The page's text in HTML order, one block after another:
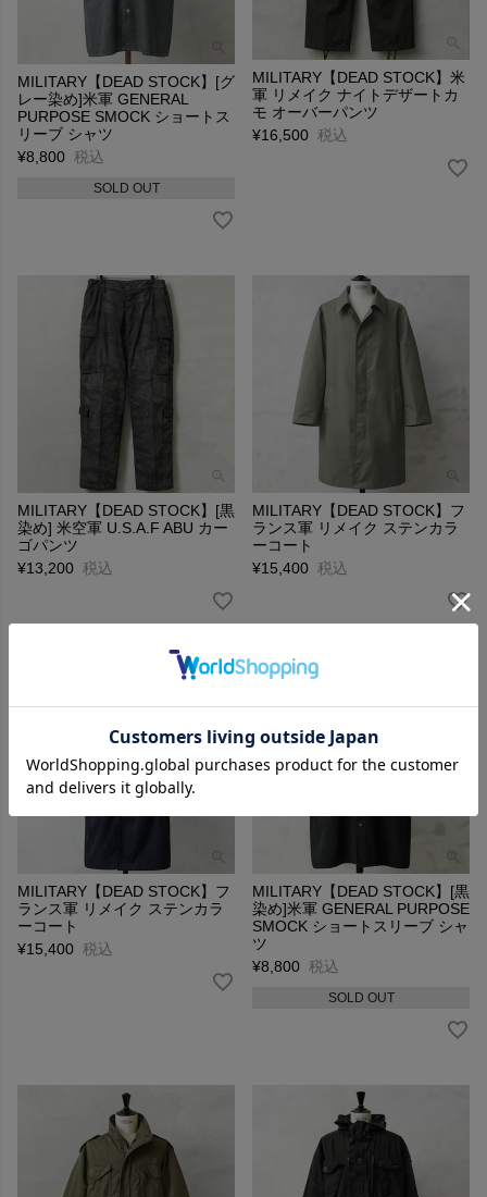
MILITARY【DEAD STOCK】[グ
レー染め]米軍 GENERAL
PURPOSE SMOCK ショートス
リーブ シャツ
¥8,800 税込
SOLD OUT
MILITARY【DEAD STOCK】米
軍 リメイク ナイトデザートカ
モ オーバーパンツ
¥16,500 税込
MILITARY【DEAD STOCK】[黒
染め] 米空軍 U.S.A.F ABU カー
ゴパンツ
¥13,200 税込
MILITARY【DEAD STOCK】フ
ランス軍 リメイク ステンカラ
ーコート
¥15,400 税込
MILITARY【DEAD STOCK】フ
ランス軍 リメイク ステンカラ
ーコート
¥15,400 税込
MILITARY【DEAD STOCK】[黒
染め]米軍 GENERAL PURPOSE
SMOCK ショートスリーブ シャ
ツ
¥8,800 税込
SOLD OUT